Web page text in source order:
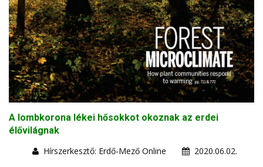
A lombkorona lékei hősokkot okoznak az erdei
élővilágnak
Hírszerkesztő: Erdő-Mező Online
2020.06.02.